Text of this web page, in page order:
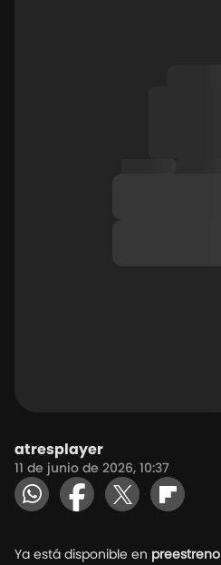
atresplayer
11 de junio de 2026, 10:37
Ya está disponible en preestreno